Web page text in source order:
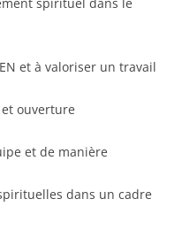
et à valoriser un travail
et ouverture
et de manière
dans un cadre